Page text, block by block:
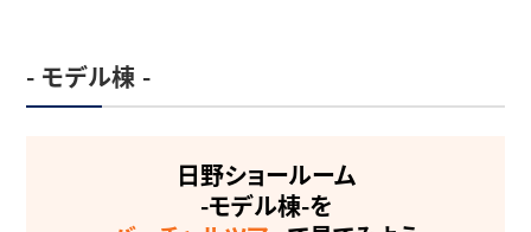
- モデル棟 -
日野ショールーム
-モデル棟-を